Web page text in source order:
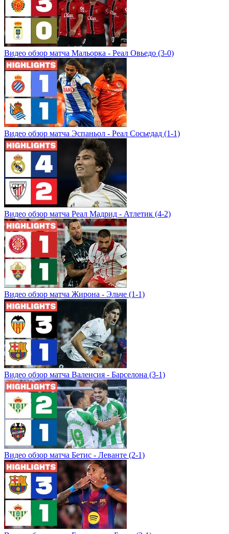
Видео обзор матча Мальорка - Реал Овьедо (3-0)
Видео обзор матча Эспаньол - Реал Сосьедад (1-1)
Видео обзор матча Реал Мадрид - Атлетик (4-2)
Видео обзор матча Жирона - Эльче (1-1)
Видео обзор матча Валенсия - Барселона (3-1)
Видео обзор матча Бетис - Леванте (2-1)